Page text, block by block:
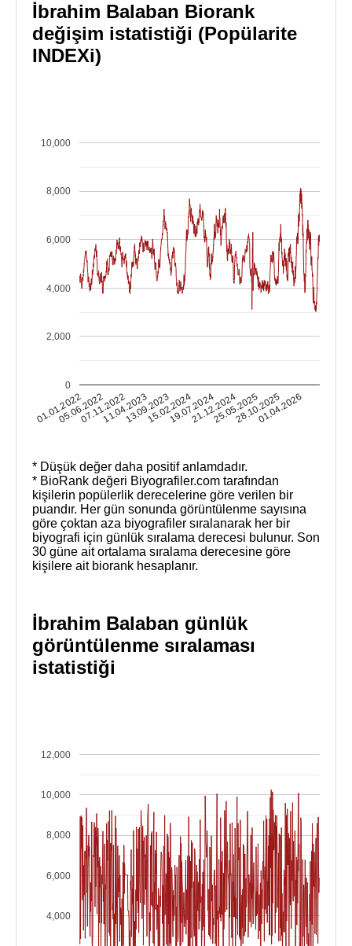
İbrahim Balaban Biorank
değişim istatistiği (Popülarite
INDEXi)
01.01.2022
05.06.2022
07.11.2022
11.04.2023
13.09.2023
15.02.2024
19.07.2024
21.12.2024
25.05.2025
28.10.2025
01.04.2026
0
2,000
4,000
6,000
8,000
10,000
* Düşük değer daha positif anlamdadır.
* BioRank değeri Biyografiler.com tarafından
kişilerin popülerlik derecelerine göre verilen bir
puandır. Her gün sonunda görüntülenme sayısına
göre çoktan aza biyografiler sıralanarak her bir
biyografi için günlük sıralama derecesi bulunur. Son
30 güne ait ortalama sıralama derecesine göre
kişilere ait biorank hesaplanır.
İbrahim Balaban günlük
görüntülenme sıralaması
istatistiği
4,000
6,000
8,000
10,000
12,000